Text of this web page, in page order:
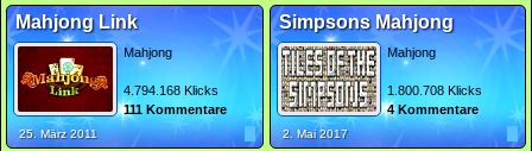
Mahjong Link
Mahjong
4.794.168 Klicks
111 Kommentare
25. März 2011
Simpsons Mahjong
Mahjong
1.800.708 Klicks
4 Kommentare
2. Mai 2017